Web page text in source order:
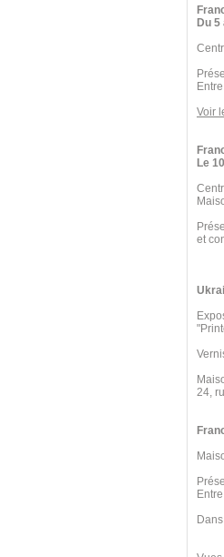
Du 5
Voir
Le
et
24,